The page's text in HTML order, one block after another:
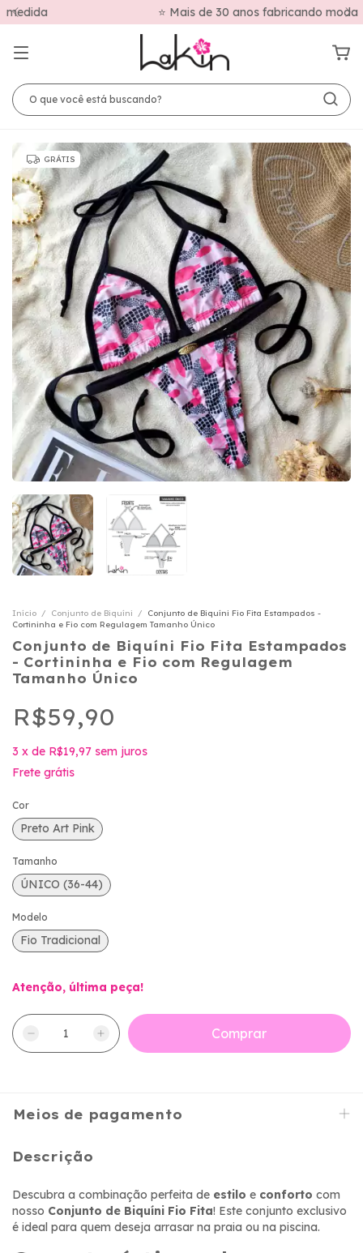
⭐ Mais de 30 anos fabricando moda praia
GRÁTIS
Início / Conjunto de Biquíni /
Conjunto de Biquíni Fio Fita Estampados -
Cortininha e Fio com Regulagem Tamanho Único
Conjunto de Biquíni Fio Fita Estampados
- Cortininha e Fio com Regulagem
Tamanho Único
R$59,90
3 x de R$19,97 sem juros
Frete grátis
Cor
Preto Art Pink
Tamanho
ÚNICO (36-44)
Modelo
Fio Tradicional
Atenção, última peça!
Meios de pagamento
Descrição
Descubra a combinação perfeita de estilo e conforto com
nosso Conjunto de Biquíni Fio Fita! Este conjunto exclusivo
é ideal para quem deseja arrasar na praia ou na piscina.